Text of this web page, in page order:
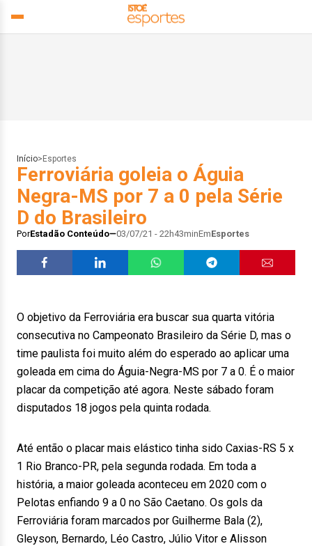
Início> Esportes
Ferroviária goleia o Águia
Negra-MS por 7 a 0 pela Série
D do Brasileiro
PorEstadão Conteúdo 03/07/21 - 22h43minEmEsportes
O objetivo da Ferroviária era buscar sua quarta vitória
consecutiva no Campeonato Brasileiro da Série D, mas o
time paulista foi muito além do esperado ao aplicar uma
goleada em cima do Águia-Negra-MS por 7 a 0. É o maior
placar da competição até agora. Neste sábado foram
disputados 18 jogos pela quinta rodada.
Até então o placar mais elástico tinha sido Caxias-RS 5 x
1 Rio Branco-PR, pela segunda rodada. Em toda a
história, a maior goleada aconteceu em 2020 com o
Pelotas enfiando 9 a 0 no São Caetano. Os gols da
Ferroviária foram marcados por Guilherme Bala (2),
Gleyson, Bernardo, Léo Castro, Júlio Vitor e Alisson